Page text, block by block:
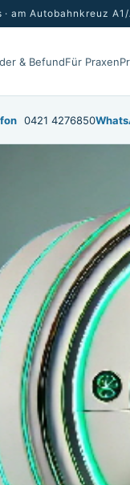
am Autobahnkreuz A1/
& BefundFür Praxen
0421 4276850